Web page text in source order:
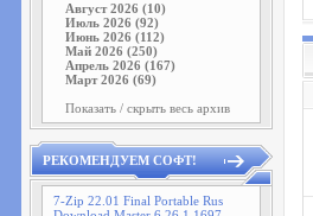
Август 2026 (10)
Июль 2026 (92)
Июнь 2026 (112)
Май 2026 (250)
Апрель 2026 (167)
Март 2026 (69)
Показать / скрыть весь архив
РЕКОМЕНДУЕМ СОФТ!
7-Zip 22.01 Final Portable Rus